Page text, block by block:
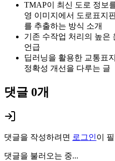
TMAP이 최신 도로 정보
영 이미지에서 도로표지
를 추출하는 방식 소개
기존 수작업 처리의 높은
언급
딥러닝을 활용한 교통표
정확성 개선을 다루는 글
댓글 0개
댓글을 작성하려면 로그인이
댓글을 불러오는 중...